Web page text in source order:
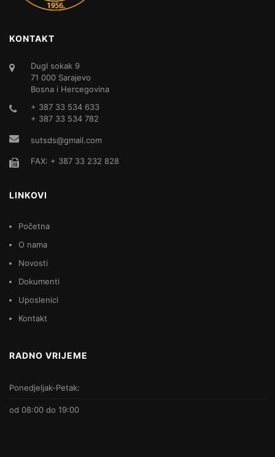
KONTAKT
DugI sokak 9
71 000 Sarajevo
Bosna i Hercegovina
+ 387 33 534 633
+ 387 33 534 782
sutsds@gmail.com
FAX: + 387 33 232 828
LINKOVI
Početna
O nama
Novosti
Dokumenti
Uposlenici
Kontakt
RADNO VRIJEME
Ponedjeljak-Petak:
od 08:00 do 19:00